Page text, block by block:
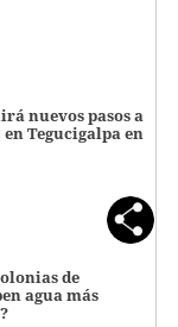
nuevos pasos a
Tegucigalpa en
de
agua más